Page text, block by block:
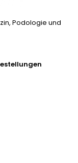
Podologie und